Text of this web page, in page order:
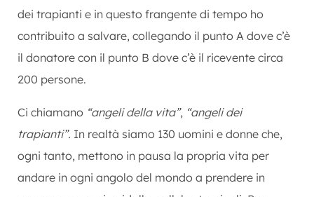
dei trapianti e in questo frangente di tempo ho
contribuito a salvare, collegando il punto A dove c’è
il donatore con il punto B dove c’è il ricevente circa
200 persone.
Ci chiamano “angeli della vita”, “angeli dei
trapianti”. In realtà siamo 130 uomini e donne che,
ogni tanto, mettono in pausa la propria vita per
andare in ogni angolo del mondo a prendere in